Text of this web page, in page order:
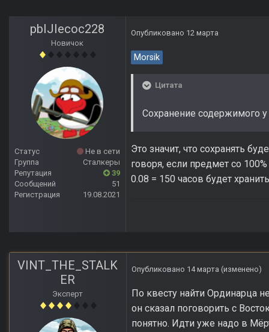
pbIJIecoc228
Новичок
Статус
Не в сети
Группа
Сталкеры
Репутация
39
Сообщений
51
Регистрация
19.08.2021
Опубликовано 12 марта
Morsik
Цитата
Сохранение содержимого у
Это значит, что сохранять
говоря, если предмет со
0.08 = 150 часов будет
VINT_THE_STALK
ER
Эксперт
Опубликовано 14 марта (изменено)
По квесту найти Ординарца
он сказал поговорить с
понятно. Идти уже надо в